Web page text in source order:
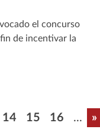
el concurso
de incentivar la
Página
14 Página
15 Página
16 ... »